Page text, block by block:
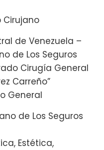
Cirujano
de Venezuela –
de Los Seguros
Cirugía General
Carreño”
General
de Los Seguros
Estética,